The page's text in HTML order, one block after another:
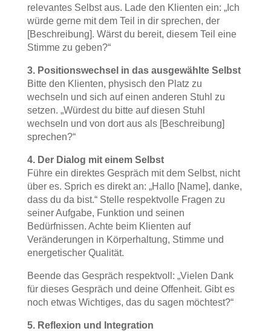
relevantes Selbst aus. Lade den Klienten ein: „Ich
würde gerne mit dem Teil in dir sprechen, der
[Beschreibung]. Wärst du bereit, diesem Teil eine
Stimme zu geben?“
3. Positionswechsel in das ausgewählte Selbst
Bitte den Klienten, physisch den Platz zu
wechseln und sich auf einen anderen Stuhl zu
setzen. „Würdest du bitte auf diesen Stuhl
wechseln und von dort aus als [Beschreibung]
sprechen?“
4. Der Dialog mit einem Selbst
Führe ein direktes Gespräch mit dem Selbst, nicht
über es. Sprich es direkt an: „Hallo [Name], danke,
dass du da bist.“ Stelle respektvolle Fragen zu
seiner Aufgabe, Funktion und seinen
Bedürfnissen. Achte beim Klienten auf
Veränderungen in Körperhaltung, Stimme und
energetischer Qualität.
Beende das Gespräch respektvoll: „Vielen Dank
für dieses Gespräch und deine Offenheit. Gibt es
noch etwas Wichtiges, das du sagen möchtest?“
5. Reflexion und Integration